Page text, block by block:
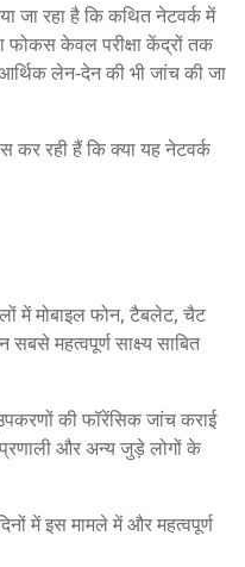
जा रहा है कि कथित नेटवर्क में
फोकस केवल परीक्षा केंद्रों तक
लेन-देन की भी जांच की जा
कर रही हैं कि क्या यह नेटवर्क
में मोबाइल फोन, टैबलेट, चैट
महत्वपूर्ण साक्ष्य साबित
की फॉरेंसिक जांच कराई
और अन्य जुड़े लोगों के
में इस मामले में और महत्वपूर्ण